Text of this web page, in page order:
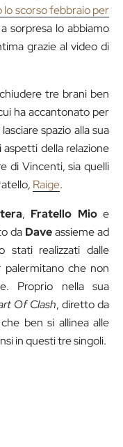
lo scorso febbraio per
sorpresa lo abbiamo
grazie al video di
tre brani ben
ha accantonato per
spazio alla sua
della relazione
di Vincenti, sia quelli
Raige.
, Fratello Mioe
da Daveassieme ad
realizzati dalle
palermitano che non
Proprio nella sua
Of Clash, diretto da
ben si allinea alle
in questi tre singoli.